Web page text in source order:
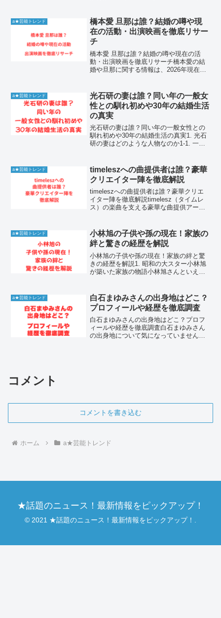
道は現在のところ確認されていません。
ネット上では「結...
a★芸能トレンド
橋本愛 旦那は誰？結婚の噂や現
在の活動・出演映画を徹底リサー
チ
橋本愛 旦那は誰？結婚の噂や現在の活
動・出演映画を徹底リサーチ橋本愛の結
婚や旦那に関する情報は、2026年現在に
から映画界の第一線で活躍し続けてお
り、ミステリアスな雰...
a★芸能トレンド
光石研の妻は誰？同い年の一般女
性との馴れ初めや30年の結婚生活
の真実
光石研の妻は誰？同い年の一般女性との
馴れ初めや30年の結婚生活の真実1. 光石
研の妻はどのような人物なのか1-1. 一般
ついては多くの謎に包まれています。結
論から言えば...
a★芸能トレンド
timeleszへの曲提供者は誰？豪華
クリエイター陣を徹底解説
timeleszへの曲提供者は誰？豪華クリエ
イター陣を徹底解説timelesz（タイムレ
ス）の楽曲を支える豪華な曲提供アーテ
て新体制となり、音楽性をさらに進化
さ...
a★芸能トレンド
小林旭の子供や孫の現在！家族の
絆と驚きの経歴を解説
小林旭の子供や孫の現在！家族の絆と驚
きの経歴を解説1. 昭和の大スター小林旭
が築いた家族の物語小林旭さんといえ
と男気あふれるキャラクターは、今なお
多くのファンに愛されて...
a★芸能トレンド
白石まゆみさんの出身地はどこ？
プロフィールや経歴を徹底調査
白石まゆみさんの出身地はどこ？プロフ
ィールや経歴を徹底調査白石まゆみさん
の出身地について気になっていません
コメント
コメントを書き込む
ホーム a★芸能トレンド
★話題のニュース！最新情報をピックアップ！
© 2021 ★話題のニュース！最新情報をピックアップ！.